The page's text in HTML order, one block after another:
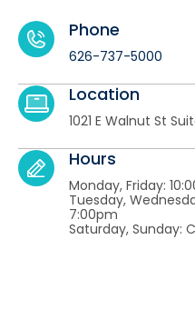
Location
1021 E Walnut St
Phone
626-737-5000
Hours
Monday, Friday:
Tuesday,
7:00pm
Saturday, Sunday: